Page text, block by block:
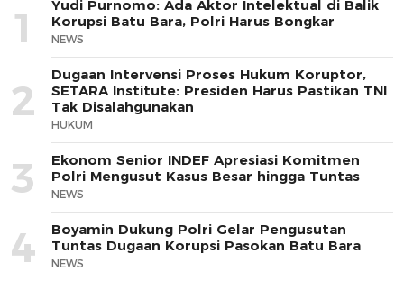
1
Yudi Purnomo: Ada Aktor Intelektual di Balik
Korupsi Batu Bara, Polri Harus Bongkar
NEWS
2
Dugaan Intervensi Proses Hukum Koruptor,
SETARA Institute: Presiden Harus Pastikan TNI
Tak Disalahgunakan
HUKUM
3
Ekonom Senior INDEF Apresiasi Komitmen
Polri Mengusut Kasus Besar hingga Tuntas
NEWS
4
Boyamin Dukung Polri Gelar Pengusutan
Tuntas Dugaan Korupsi Pasokan Batu Bara
NEWS